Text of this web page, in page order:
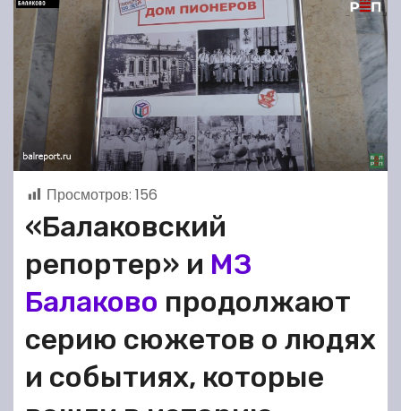
Просмотров: 156
«Балаковский
репортер» и МЗ
Балаково продолжают
серию сюжетов о людях
и событиях, которые